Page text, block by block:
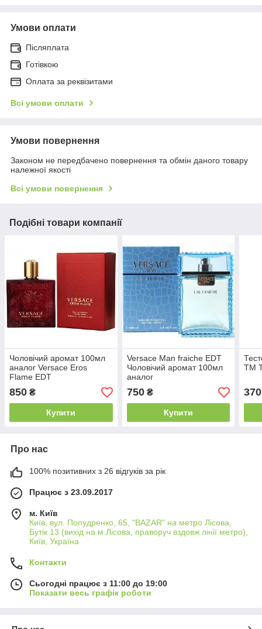
Умови оплати
Післяплата
Готівкою
Оплата за реквізитами
Всі умови оплати
Умови повернення
Законом не передбачено повернення та обмін даного товару
належної якості
Всі умови повернення
Подібні товари компанії
Чоловічий аромат 100мл
аналог Versace Eros
Flame EDT
850 ₴
Купити
Versace Man fraiche EDT
Чоловічий аромат 100мл
аналог
750₴
Купити
TM
370
Про нас
100% позитивних з 26 відгуків за рік
Працює з 23.09.2017
м. Київ
Київ, вул. Попудренко, 65, "BAZAR" на метро Лісова,
Бутік 13 (вихід на м.Лісова, праворуч вздовж лінії метро),
Київ, Україна
Контакти
Сьогодні працює з 11:00 до 19:00
Показати весь графік роботи